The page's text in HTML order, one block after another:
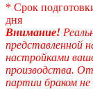
* Срок
дня
Внимание!
представленной
настройками
производства.
партии браком